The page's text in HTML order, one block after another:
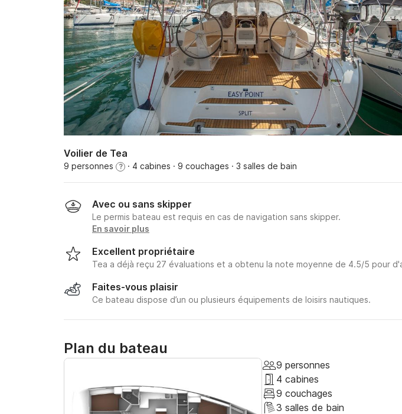
Voilier de Tea
9 personnes ? · 4 cabines · 9 couchages · 3 salles de bain
Avec ou sans skipper
Le permis bateau est requis en cas de navigation sans skipper.
En savoir plus
Excellent propriétaire
Tea a déjà reçu 27 évaluations et a obtenu la note moyenne de 4.5/5 pour
Faites-vous plaisir
Ce bateau dispose d’un ou plusieurs équipements de loisirs nautiques.
Plan du bateau
9 personnes
4 cabines
9 couchages
3 salles de bain